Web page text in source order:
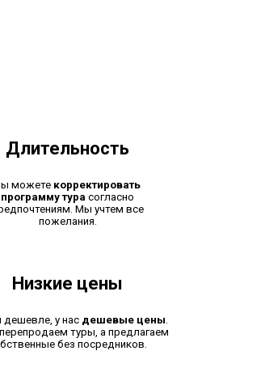
Длительность
можете корректировать
программу тура согласно
Мы учтем все
пожелания.
Низкие цены
дешевле, у нас дешевые цены
туры, а предлагаем
без посредников.